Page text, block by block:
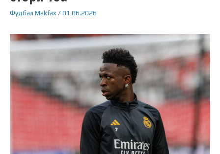
Фудбал Makfax/01.06.2026